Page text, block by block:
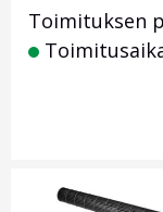
Toimituksen